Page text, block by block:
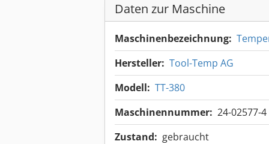
Daten zur Maschine
Maschinenbezeichnung:
Hersteller: Tool-Temp AG
Modell: TT-380
Maschinennummer: 24-02577-
Zustand: gebraucht